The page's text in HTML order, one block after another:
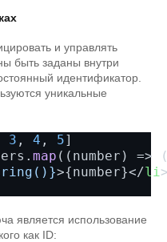
и управлять
быть заданы внутри
идентификатор.
уникальные
3 , 4 , 5
map ( ( number ) =>
>{number}</li
является использование
как ID: